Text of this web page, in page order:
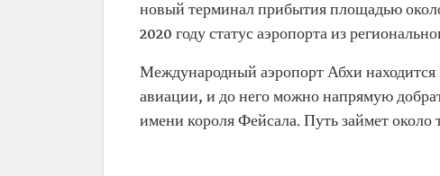
новый терминал прибытия площадью
2020 году статус аэропорта из
Международный аэропорт Абхи находится
авиации, и до него можно напрямую
имени короля Фейсала. Путь займет